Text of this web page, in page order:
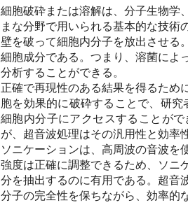
細胞破砕または溶解は、分子生物学
まな分野で用いられる基本的な技
壁を破って細胞内分子を放出させる
細胞成分である。つまり、溶菌によ
分析することができる。
正確で再現性のある結果を得るため
胞を効果的に破砕することで、研
細胞内分子にアクセスすることが
が、超音波処理はその汎用性と効率
ソニケーションは、高周波の音波
強度は正確に調整できるため、ソニ
分を抽出するのに有用である。超音
分子の完全性を保ちながら、効率的